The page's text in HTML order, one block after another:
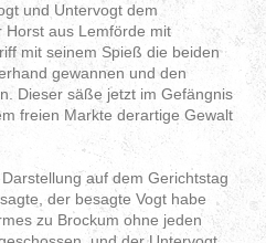
und Untervogt dem
Horst aus Lemförde mit
mit seinem Spieß die beiden
gewannen und den
Dieser säße jetzt im Gefängnis
freien Markte derartige Gewalt
auf dem Gerichtstag
der besagte Vogt habe
zu Brockum ohne jeden